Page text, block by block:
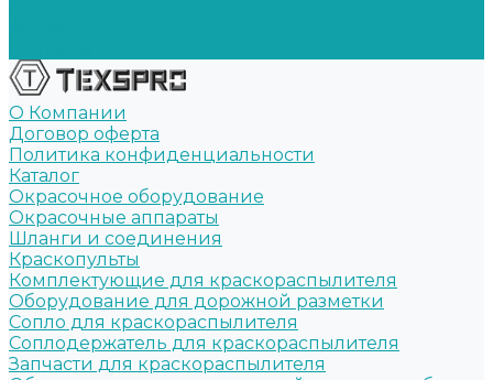
О Компании
Договор оферта
Политика конфиденциальности
Каталог
Окрасочное оборудование
Окрасочные аппараты
Шланги и соединения
Краскопульты
Комплектующие для краскораспылителя
Оборудование для дорожной разметки
Сопло для краскораспылителя
Соплодержатель для краскораспылителя
Запчасти для краскораспылителя